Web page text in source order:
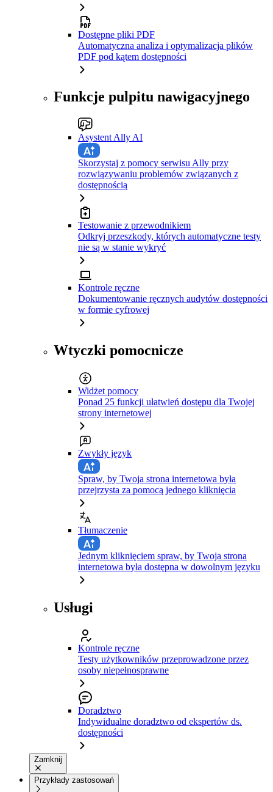
Dostępne pliki PDF
Automatyczna analiza i optymalizacja plików
PDF pod kątem dostępności
Funkcje pulpitu nawigacyjnego
Asystent Ally AI
Skorzystaj z pomocy serwisu Ally przy
rozwiązywaniu problemów związanych z
dostępnością
Testowanie z przewodnikiem
Odkryj przeszkody, których automatyczne testy
nie są w stanie wykryć
Kontrole ręczne
Dokumentowanie ręcznych audytów dostępności
w formie cyfrowej
Wtyczki pomocnicze
Widżet pomocy
Ponad 25 funkcji ułatwień dostępu dla Twojej
strony internetowej
Zwykły język
Spraw, by Twoja strona internetowa była
przejrzysta za pomocą jednego kliknięcia
Tłumaczenie
Jednym kliknięciem spraw, by Twoja strona
internetowa była dostępna w dowolnym języku
Usługi
Kontrole ręczne
Testy użytkowników przeprowadzone przez
osoby niepełnosprawne
Doradztwo
Indywidualne doradztwo od ekspertów ds.
dostępności
Zamknij
Przykłady zastosowań